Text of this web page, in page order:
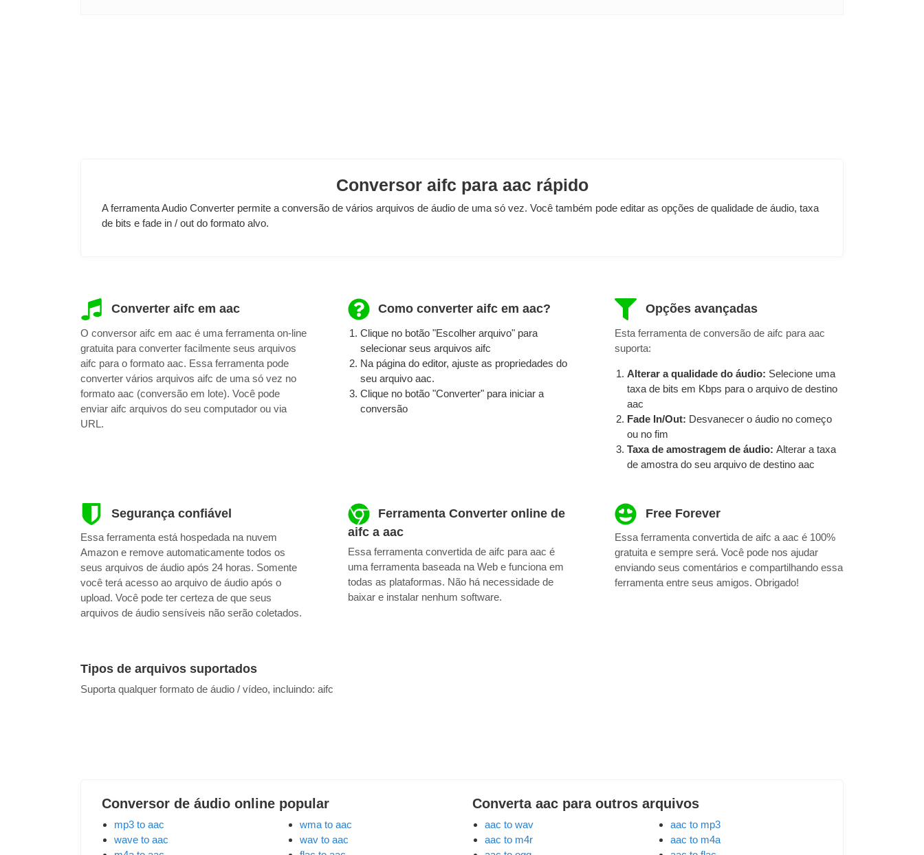
Conversor aifc para aac rápido
A ferramenta Audio Converter permite a conversão de vários arquivos de áudio de uma só vez. Você também pode editar as opções de qualidade de áudio, taxa
de bits e fade in / out do formato alvo.
Converter aifc em aac
O conversor aifc em aac é uma ferramenta on-line
gratuita para converter facilmente seus arquivos
aifc para o formato aac. Essa ferramenta pode
converter vários arquivos aifc de uma só vez no
formato aac (conversão em lote). Você pode
enviar aifc arquivos do seu computador ou via
URL.
Como converter aifc em aac?
Clique no botão "Escolher arquivo" para
selecionar seus arquivos aifc
Na página do editor, ajuste as propriedades do
seu arquivo aac.
Clique no botão "Converter" para iniciar a
conversão
Opções avançadas
Esta ferramenta de conversão de aifc para aac
suporta:
Alterar a qualidade do áudio: Selecione uma
taxa de bits em Kbps para o arquivo de destino
aac
Fade In/Out: Desvanecer o áudio no começo
ou no fim
Taxa de amostragem de áudio: Alterar a taxa
de amostra do seu arquivo de destino aac
Segurança confiável
Essa ferramenta está hospedada na nuvem
Amazon e remove automaticamente todos os
seus arquivos de áudio após 24 horas. Somente
você terá acesso ao arquivo de áudio após o
upload. Você pode ter certeza de que seus
arquivos de áudio sensíveis não serão coletados.
Ferramenta Converter online de
aifc a aac
Essa ferramenta convertida de aifc para aac é
uma ferramenta baseada na Web e funciona em
todas as plataformas. Não há necessidade de
baixar e instalar nenhum software.
Free Forever
Essa ferramenta convertida de aifc a aac é 100%
gratuita e sempre será. Você pode nos ajudar
enviando seus comentários e compartilhando essa
ferramenta entre seus amigos. Obrigado!
Tipos de arquivos suportados
Suporta qualquer formato de áudio / vídeo, incluindo: aifc
Conversor de áudio online popular
mp3 to aac
wave to aac
wma to aac
wav to aac
Converta aac para outros arquivos
aac to wav
aac to m4r
aac to mp3
aac to m4a